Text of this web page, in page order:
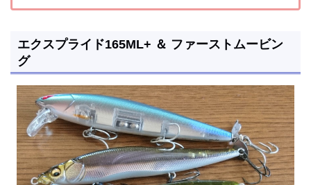
エクスプライド165ML+ ＆ ファーストムービン
グ